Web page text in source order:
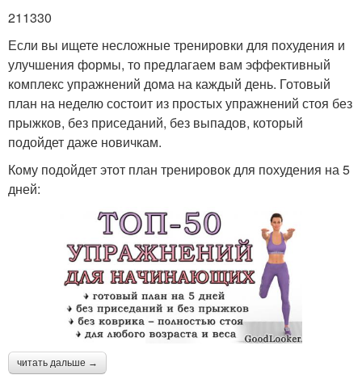
211330
Если вы ищете несложные тренировки для похудения и
улучшения формы, то предлагаем вам эффективный
комплекс упражнений дома на каждый день. Готовый
план на неделю состоит из простых упражнений стоя без
прыжков, без приседаний, без выпадов, который
подойдет даже новичкам.
Кому подойдет этот план тренировок для похудения на 5
дней:
читать дальше →